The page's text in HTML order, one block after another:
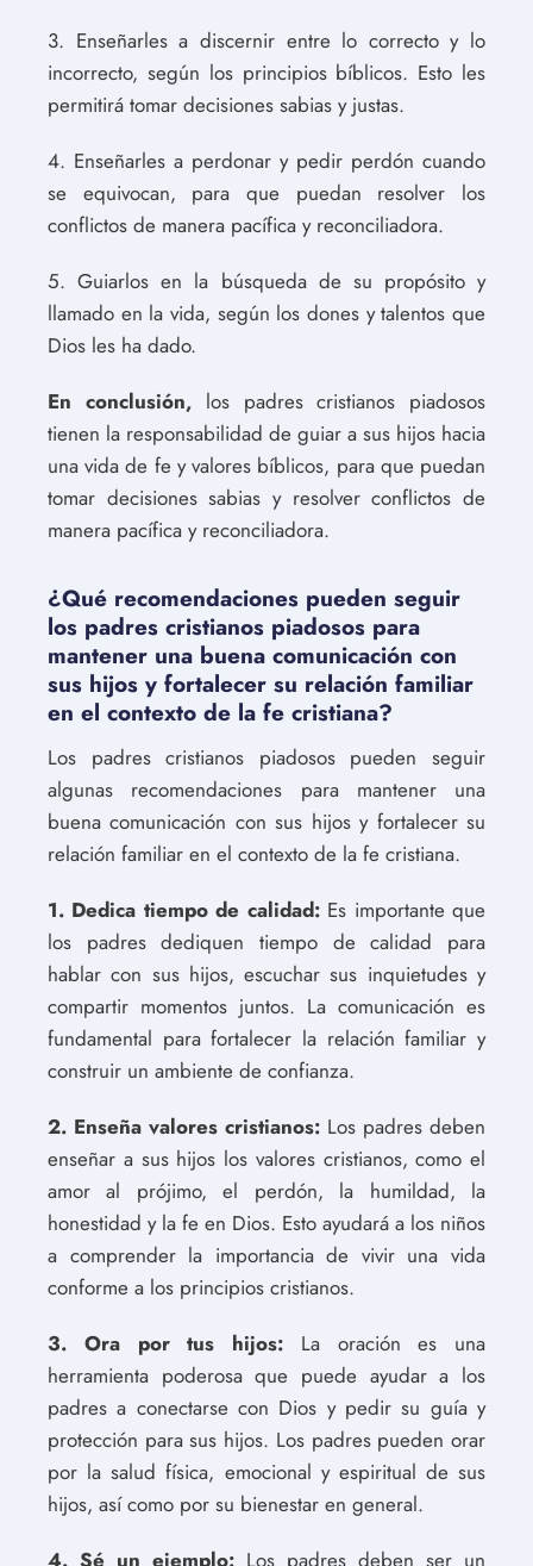
3. Enseñarles a discernir entre lo correcto y lo
incorrecto, según los principios bíblicos. Esto les
permitirá tomar decisiones sabias y justas.
4. Enseñarles a perdonar y pedir perdón cuando
se equivocan, para que puedan resolver los
conflictos de manera pacífica y reconciliadora.
5. Guiarlos en la búsqueda de su propósito y
llamado en la vida, según los dones y talentos que
Dios les ha dado.
En conclusión, los padres cristianos piadosos
tienen la responsabilidad de guiar a sus hijos hacia
una vida de fe y valores bíblicos, para que puedan
tomar decisiones sabias y resolver conflictos de
manera pacífica y reconciliadora.
¿Qué recomendaciones pueden seguir
los padres cristianos piadosos para
mantener una buena comunicación con
sus hijos y fortalecer su relación familiar
en el contexto de la fe cristiana?
Los padres cristianos piadosos pueden seguir
algunas recomendaciones para mantener una
buena comunicación con sus hijos y fortalecer su
relación familiar en el contexto de la fe cristiana.
1. Dedica tiempo de calidad:Es importante que
los padres dediquen tiempo de calidad para
hablar con sus hijos, escuchar sus inquietudes y
compartir momentos juntos. La comunicación es
fundamental para fortalecer la relación familiar y
construir un ambiente de confianza.
2. Enseña valores cristianos: Los padres deben
enseñar a sus hijos los valores cristianos, como el
amor al prójimo, el perdón, la humildad, la
honestidad y la fe en Dios. Esto ayudará a los niños
a comprender la importancia de vivir una vida
conforme a los principios cristianos.
3. Ora por tus hijos: La oración es una
herramienta poderosa que puede ayudar a los
padres a conectarse con Dios y pedir su guía y
protección para sus hijos. Los padres pueden orar
por la salud física, emocional y espiritual de sus
hijos, así como por su bienestar en general.
4. Sé un ejemplo: Los padres deben ser un